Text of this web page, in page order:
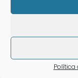
Política